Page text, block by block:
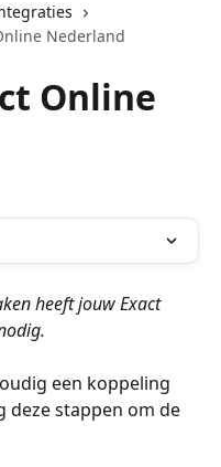
Nederland
Online
heeft jouw Exact
een koppeling
deze stappen om de